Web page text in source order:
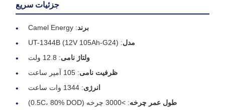
جزئیات سریع
برند: Camel Energy
مدل: UT-1344B (12V 105Ah-G24)
ولتاژ نامی: 12.8 ولت
ظرفیت نامی: 105 آمپر ساعت
انرژی: 1344 وات ساعت
طول عمر چرخه: >3000 چرخه (0.5C، 80% DOD)